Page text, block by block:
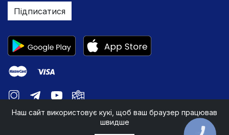
Підписатися
Наш сайт використовує кукі, щоб ваш браузер працював
швидше
КНОПКА